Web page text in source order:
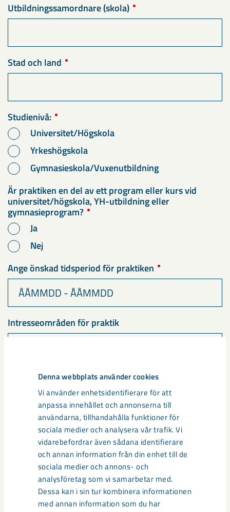
Denna webbplats använder cookies
Vi använder enhetsidentifierare för att
anpassa innehållet och annonserna till
användarna, tillhandahålla funktioner för
sociala medier och analysera vår trafik. Vi
vidarebefordrar även sådana identifierare
och annan information från din enhet till de
sociala medier och annons- och
analysföretag som vi samarbetar med.
Dessa kan i sin tur kombinera informationen
med annan information som du har
Utbildningssamordnare (skola)
Stad och land
Studienivå:
Universitet/Högskola
Yrkeshögskola
Gymnasieskola/Vuxenutbildning
Är praktiken en del av ett program eller kurs vid
universitet/högskola, YH-utbildning eller
gymnasieprogram?
Ja
Nej
Ange önskad tidsperiod för praktiken
Intresseområden för praktik
Önskemål om ort
Härmed samtycker jag till att LKAB lagrar mina
personuppgifter*
Skicka ansökan